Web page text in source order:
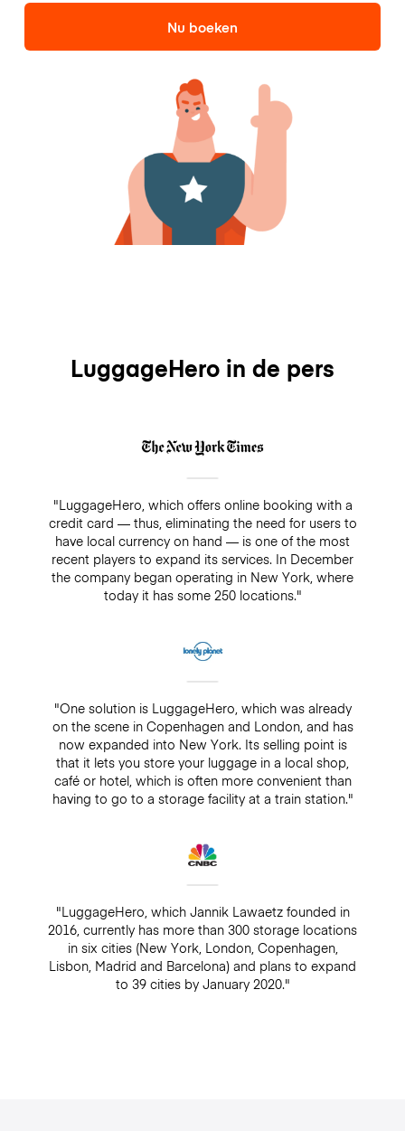
Nu boeken
LuggageHero in de pers
"LuggageHero, which offers online booking with a
credit card — thus, eliminating the need for users to
have local currency on hand — is one of the most
recent players to expand its services. In December
the company began operating in New York, where
today it has some 250 locations."
"One solution is LuggageHero, which was already
on the scene in Copenhagen and London, and has
now expanded into New York. Its selling point is
that it lets you store your luggage in a local shop,
café or hotel, which is often more convenient than
having to go to a storage facility at a train station."
"LuggageHero, which Jannik Lawaetz founded in
2016, currently has more than 300 storage locations
in six cities (New York, London, Copenhagen,
Lisbon, Madrid and Barcelona) and plans to expand
to 39 cities by January 2020."